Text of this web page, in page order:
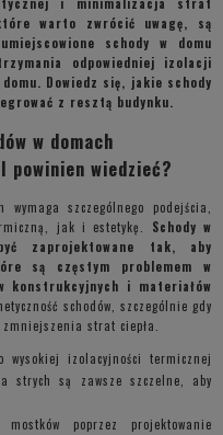
i minimalizacja strat
warto zwrócić uwagę, są
schody w domu
odpowiedniej izolacji
Dowiedz się, jakie schody
z resztą budynku.
w domach
powinien wiedzieć?
szczególnego podejścia,
jak i estetykę. Schody w
zaprojektowane tak, aby
są częstym problemem w
konstrukcyjnych i materiałów
schodów, szczególnie gdy
zmniejszenia strat ciepła.
wysokiej izolacyjności termicznej
strych są zawsze szczelne, aby
poprzez projektowanie